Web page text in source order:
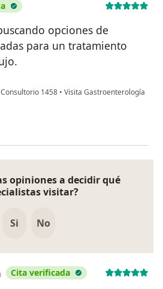
opciones de
para un tratamiento
1458 • Visita Gastroenterología
opiniones a decidir qué
visitar?
Si No
Cita verificada